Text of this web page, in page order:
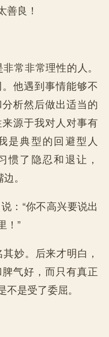
善良！
常非常理性的人。
他遇到事情能够不
析然后做出适当的
源于我对人对事有
是典型的回避型人
惯了隐忍和退让，
。
：“你不高兴要说出
！”
妙。后来才明白，
气好，而只有真正
是受了委屈。